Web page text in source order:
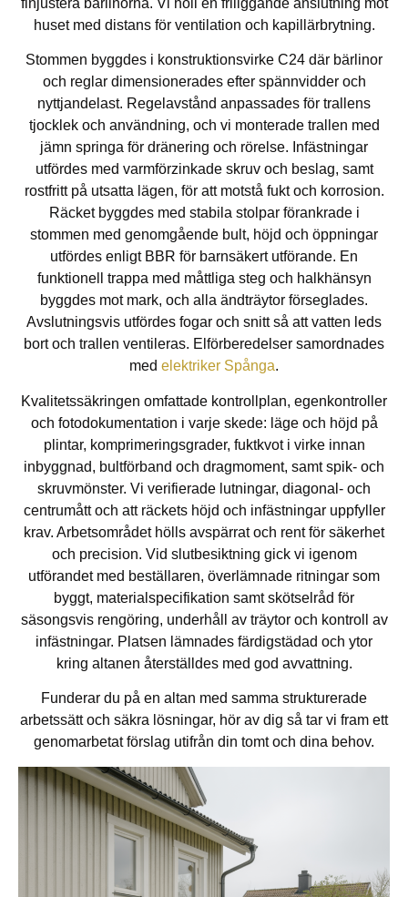
finjustera bärlinorna. Vi höll en friliggande anslutning mot
huset med distans för ventilation och kapillärbrytning.
Stommen byggdes i konstruktionsvirke C24 där bärlinor
och reglar dimensionerades efter spännvidder och
nyttjandelast. Regelavstånd anpassades för trallens
tjocklek och användning, och vi monterade trallen med
jämn springa för dränering och rörelse. Infästningar
utfördes med varmförzinkade skruv och beslag, samt
rostfritt på utsatta lägen, för att motstå fukt och korrosion.
Räcket byggdes med stabila stolpar förankrade i
stommen med genomgående bult, höjd och öppningar
utfördes enligt BBR för barnsäkert utförande. En
funktionell trappa med måttliga steg och halkhänsyn
byggdes mot mark, och alla ändträytor förseglades.
Avslutningsvis utfördes fogar och snitt så att vatten leds
bort och trallen ventileras. Elförberedelser samordnades
med elektriker Spånga.
Kvalitetssäkringen omfattade kontrollplan, egenkontroller
och fotodokumentation i varje skede: läge och höjd på
plintar, komprimeringsgrader, fuktkvot i virke innan
inbyggnad, bultförband och dragmoment, samt spik- och
skruvmönster. Vi verifierade lutningar, diagonal- och
centrumått och att räckets höjd och infästningar uppfyller
krav. Arbetsområdet hölls avspärrat och rent för säkerhet
och precision. Vid slutbesiktning gick vi igenom
utförandet med beställaren, överlämnade ritningar som
byggt, materialspecifikation samt skötselråd för
säsongsvis rengöring, underhåll av träytor och kontroll av
infästningar. Platsen lämnades färdigstädad och ytor
kring altanen återställdes med god avvattning.
Funderar du på en altan med samma strukturerade
arbetssätt och säkra lösningar, hör av dig så tar vi fram ett
genomarbetat förslag utifrån din tomt och dina behov.